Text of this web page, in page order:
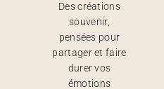
Des créations
souvenir,
pensées pour
partager et faire
durer vos
émotions